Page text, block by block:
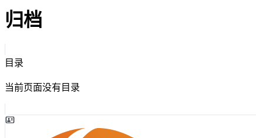
归档
目录
当前页面没有目录